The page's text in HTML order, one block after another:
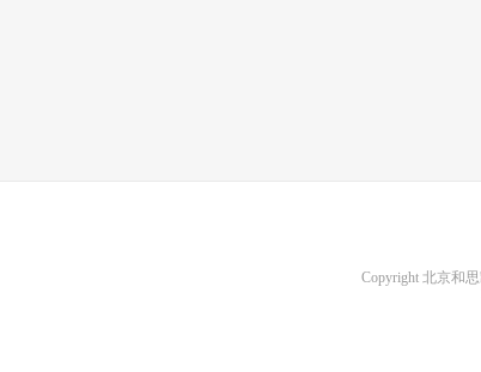
Copyright 北京和